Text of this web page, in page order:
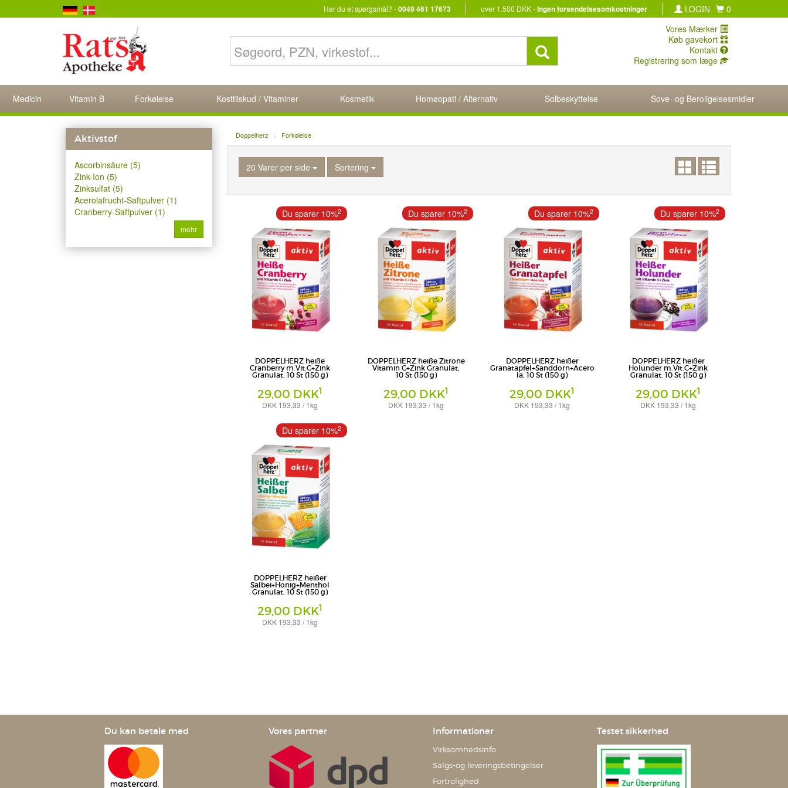
Har du et spørgsmål? -0049 461 17673 over 1.500 DKK -Ingen forsendelsesomkostninger LOGIN
0
Vores Mærker
Køb gavekort
Kontakt
Registrering som læge
Medicin Vitamin B Forkølelse Kosttilskud / Vitaminer Kosmetik Homøopati / Alternativ Solbeskyttelse Sove- og Beroligelsesmidler
Aktivstof
Ascorbinsäure (5)
Zink-Ion (5)
Zinksulfat (5)
Acerolafrucht-Saftpulver (1)
Cranberry-Saftpulver (1)
mehr
Doppelherz Forkølelse
20 Varer per side Sortering
DOPPELHERZ heiße
Cranberry m.Vit.C+Zink
Granulat, 10 St (150 g)
29,00 DKK1
DKK 193,33 / 1kg
Queisser Pharma GmbH & Co. KG
Du sparer 10%2
DOPPELHERZ heiße Zitrone
Vitamin C+Zink Granulat,
10 St (150 g)
29,00 DKK1
DKK 193,33 / 1kg
Du sparer 10%2
DOPPELHERZ heißer
Granatapfel+Sanddorn+Acero
la, 10 St (150 g)
29,00 DKK1
DKK 193,33 / 1kg
Du sparer 10%2
DOPPELHERZ heißer
Holunder m.Vit.C+Zink
Granulat, 10 St (150 g)
29,00 DKK1
DKK 193,33 / 1kg
Du sparer 10%2
DOPPELHERZ heißer
Salbei+Honig+Menthol
Granulat, 10 St (150 g)
29,00 DKK1
DKK 193,33 / 1kg
Du sparer 10%2
Du kan betale med Vores partner Informationer
Virksomhedsinfo
Salgs-og leveringsbetingelser
Fortrolighed
Testet sikkerhed